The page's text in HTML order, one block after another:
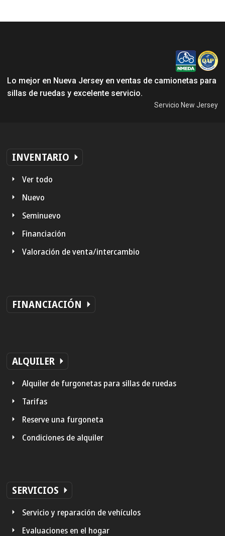
Lo mejor en Nueva Jersey en ventas de camionetas para
sillas de ruedas y excelente servicio.
Servicio New Jersey
INVENTARIO
Ver todo
Nuevo
Seminuevo
Financiación
Valoración de venta/intercambio
FINANCIACIÓN
ALQUILER
Alquiler de furgonetas para sillas de ruedas
Tarifas
Reserve una furgoneta
Condiciones de alquiler
SERVICIOS
Servicio y reparación de vehículos
Evaluaciones en el hogar